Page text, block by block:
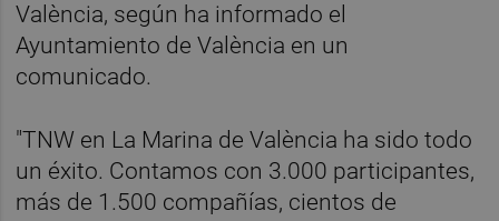
València, según ha informado el
Ayuntamiento de València en un
comunicado.
"TNW en La Marina de València ha sido todo
un éxito. Contamos con 3.000 participantes,
más de 1.500 compañías, cientos de